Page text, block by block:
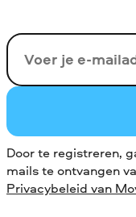
Uw e-mail
Door te registreren,
mails te ontvangen
Privacybeleid van